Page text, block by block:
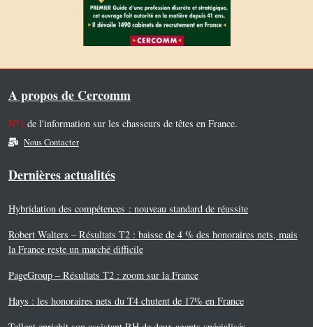
A propos de Cercomm
N°1 de l'information sur les chasseurs de têtes en France.
Nous Contacter
Dernières actualités
Hybridation des compétences : nouveau standard de réussite
Robert Walters – Résultats T2 : baisse de 4 % des honoraires nets, mais
la France reste un marché difficile
PageGroup – Résultats T2 : zoom sur la France
Hays : les honoraires nets du T4 chutent de 17% en France